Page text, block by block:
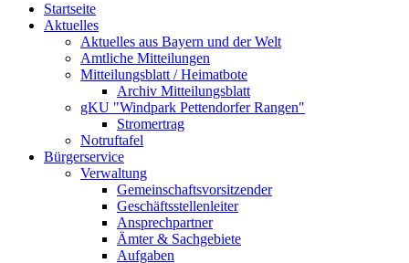
Startseite
Aktuelles
Aktuelles aus Bayern und der Welt
Amtliche Mitteilungen
Mitteilungsblatt / Heimatbote
Archiv Mitteilungsblatt
gKU "Windpark Pettendorfer Rangen"
Stromertrag
Notruftafel
Bürgerservice
Verwaltung
Gemeinschaftsvorsitzender
Geschäftsstellenleiter
Ansprechpartner
Ämter & Sachgebiete
Aufgaben